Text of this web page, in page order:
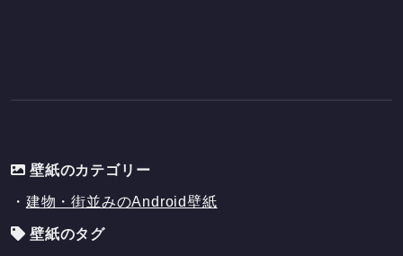
壁紙のカテゴリー
・ 建物・街並みのAndroid壁紙
壁紙のタグ